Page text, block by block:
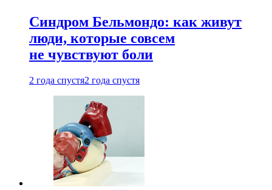
Синдром Бельмондо: как живут
люди, которые совсем
не чувствуют боли
2 года спустя2 года спустя